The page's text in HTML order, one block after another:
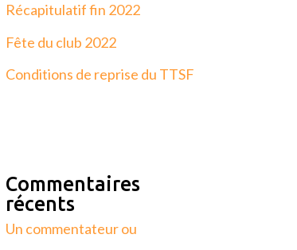
Récapitulatif fin 2022
Fête du club 2022
Conditions de reprise du TTSF
Commentaires
récents
Un commentateur ou